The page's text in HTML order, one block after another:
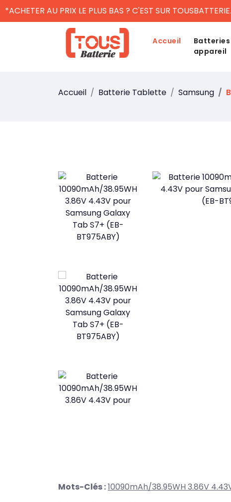
*ACHETER AU PRIX LE PLUS BAS ? C'EST SUR
Accueil
appareil
Accueil Batterie Tablette Samsung
Mots-Clés :10090mAh/38.95WH 3.86V